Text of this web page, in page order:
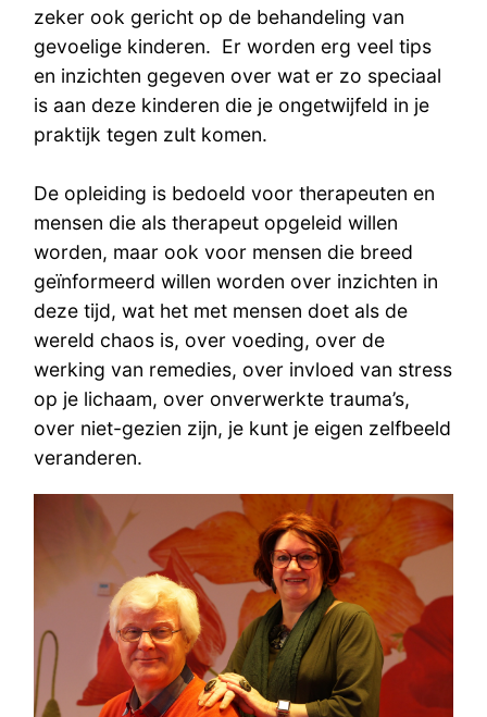
zeker ook gericht op de behandeling van
gevoelige kinderen. Er worden erg veel tips
en inzichten gegeven over wat er zo speciaal
is aan deze kinderen die je ongetwijfeld in je
praktijk tegen zult komen.
De opleiding is bedoeld voor therapeuten en
mensen die als therapeut opgeleid willen
worden, maar ook voor mensen die breed
geïnformeerd willen worden over inzichten in
deze tijd, wat het met mensen doet als de
wereld chaos is, over voeding, over de
werking van remedies, over invloed van stress
op je lichaam, over onverwerkte trauma’s,
over niet-gezien zijn, je kunt je eigen zelfbeeld
veranderen.